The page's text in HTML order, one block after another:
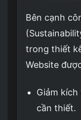
Bên cạnh
trong thiết
Website
Giảm
cần thiết.